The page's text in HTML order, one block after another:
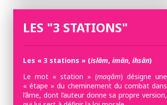
LES "3 STATIONS"
Les « 3 stations » (islâm, imân, ihsân)
Le mot « station » (maqâm) désigne une
« étape » du cheminement du combat dans
l’âme, dont l’auteur donne sa propre version,